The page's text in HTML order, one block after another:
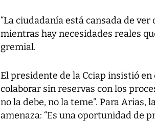
“La ciudadanía está cansada de
mientras hay necesidades reales
gremial.
El presidente de la Cciap insistió
colaborar sin reservas con los
no la debe, no la teme”. Para Arias,
amenaza: “Es una oportunidad de